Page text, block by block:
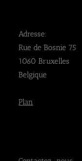
Adresse:
Rue de Bosnie 75
1060 Bruxelles
Belgique
Plan